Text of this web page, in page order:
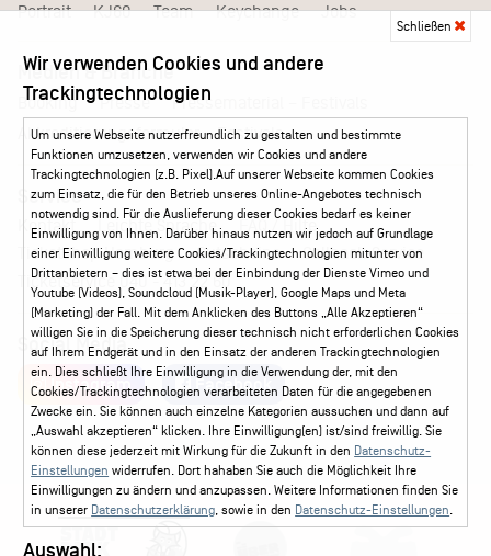
Portrait KJ60 Team Keychange Jobs
Medien & Branche
Booking Presse
Pressematerial – Festivals
Akkreditierungsformular – Festivals
Service
Kontakt Leichte Sprache
FAQ / Hilfe
Ticketshop Hamburg
Gutscheine
Callback-Service
Ticketservice
040 - 413 22 60
Social Media
Instagram Facebook
Schließen
Wir verwenden Cookies und andere
Trackingtechnologien
Um unsere Webseite nutzerfreundlich zu gestalten und bestimmte
Funktionen umzusetzen, verwenden wir Cookies und andere
Trackingtechnologien (z.B. Pixel).Auf unserer Webseite kommen Cookies
zum Einsatz, die für den Betrieb unseres Online-Angebotes technisch
notwendig sind. Für die Auslieferung dieser Cookies bedarf es keiner
Einwilligung von Ihnen. Darüber hinaus nutzen wir jedoch auf Grundlage
einer Einwilligung weitere Cookies/Trackingtechnologien mitunter von
Drittanbietern – dies ist etwa bei der Einbindung der Dienste Vimeo und
Youtube (Videos), Soundcloud (Musik-Player), Google Maps und Meta
(Marketing) der Fall. Mit dem Anklicken des Buttons „Alle Akzeptieren“
willigen Sie in die Speicherung dieser technisch nicht erforderlichen Cookies
auf Ihrem Endgerät und in den Einsatz der anderen Trackingtechnologien
ein. Dies schließt Ihre Einwilligung in die Verwendung der, mit den
Cookies/Trackingtechnologien verarbeiteten Daten für die angegebenen
Zwecke ein. Sie können auch einzelne Kategorien aussuchen und dann auf
„Auswahl akzeptieren“ klicken. Ihre Einwilligung(en) ist/sind freiwillig. Sie
können diese jederzeit mit Wirkung für die Zukunft in den Datenschutz-
Einstellungen widerrufen. Dort hahaben Sie auch die Möglichkeit Ihre
Einwilligungen zu ändern und anzupassen. Weitere Informationen finden Sie
in unserer Datenschutzerklärung, sowie in den Datenschutz-Einstellungen.
Auswahl: